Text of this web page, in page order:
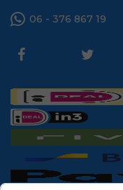
06 - 376 867 19